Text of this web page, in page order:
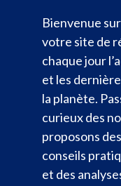
Bienvenue
votre site de
chaque jour
et les
la planète.
curieux des
proposons
conseils
et des